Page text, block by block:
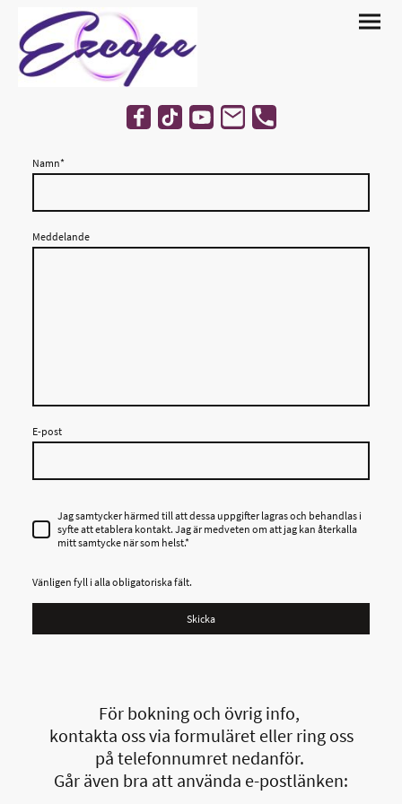
Namn*
Meddelande
E-post
Jag samtycker härmed till att dessa uppgifter lagras och behandlas i
syfte att etablera kontakt. Jag är medveten om att jag kan återkalla
mitt samtycke när som helst.*
Vänligen fyll i alla obligatoriska fält.
Skicka
För bokning och övrig info,
kontakta oss via formuläret eller ring oss
på telefonnumret nedanför.
Går även bra att använda e-postlänken: